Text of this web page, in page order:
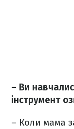
– Ви
інструмент
– Коли мама